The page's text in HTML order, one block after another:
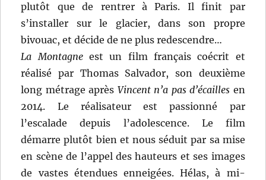
plutôt que de rentrer à Paris. Il finit par
s’installer sur le glacier, dans son propre
bivouac, et décide de ne plus redescendre…
La Montagneest un film français coécrit et
réalisé par Thomas Salvador, son deuxième
long métrage après Vincent n’a pas d’écailles en
2014. Le réalisateur est passionné par
l’escalade depuis l’adolescence. Le film
démarre plutôt bien et nous séduit par sa mise
en scène de l’appel des hauteurs et ses images
de vastes étendues enneigées. Hélas, à mi-